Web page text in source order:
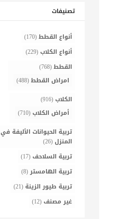
تصنيفات
أنواع القطط(170)
أنواع الكلاب(229)
القطط(768)
امراض القطط(488)
الكلاب(916)
أمراض الكلاب(710)
تربية الحيوانات الأليفة في
المنزل(26)
تربية السلاحف(17)
تربية الهامستر(8)
تربية طيور الزينة (21)
غير مصنف(12)